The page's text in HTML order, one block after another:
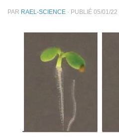
PAR RAEL-SCIENCE · PUBLIÉ 05/01/22